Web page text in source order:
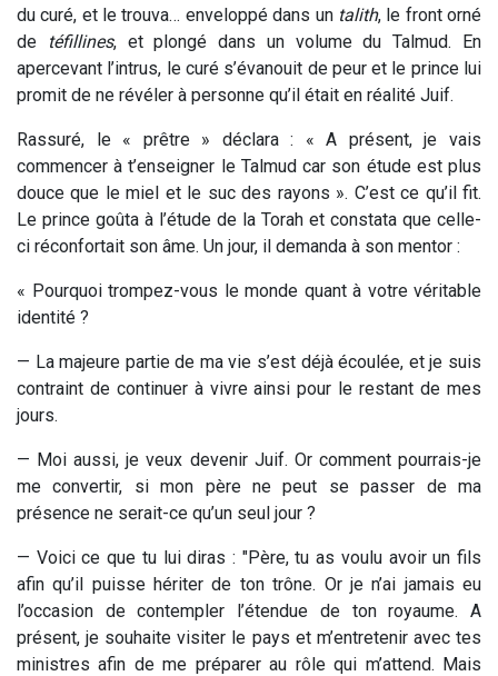
du curé, et le trouva… enveloppé dans un talith, le front orné
de
téfillines, et plongé dans un volume du Talmud. En
apercevant l’intrus, le curé s’évanouit de peur et le prince lui
promit de ne révéler à personne qu’il était en réalité Juif.
Rassuré, le « prêtre » déclara : « A présent, je vais
commencer à t’enseigner le Talmud car son étude est plus
douce que le miel et le suc des rayons ». C’est ce qu’il fit.
Le prince goûta à l’étude de la Torah et constata que celle-
ci réconfortait son âme. Un jour, il demanda à son mentor :
« Pourquoi trompez-vous le monde quant à votre véritable
identité ?
— La majeure partie de ma vie s’est déjà écoulée, et je suis
contraint de continuer à vivre ainsi pour le restant de mes
jours.
— Moi aussi, je veux devenir Juif. Or comment pourrais-je
me convertir, si mon père ne peut se passer de ma
présence ne serait-ce qu’un seul jour ?
— Voici ce que tu lui diras : "Père, tu as voulu avoir un fils
afin qu’il puisse hériter de ton trône. Or je n’ai jamais eu
l’occasion de contempler l’étendue de ton royaume. A
présent, je souhaite visiter le pays et m’entretenir avec tes
ministres afin de me préparer au rôle qui m’attend. Mais